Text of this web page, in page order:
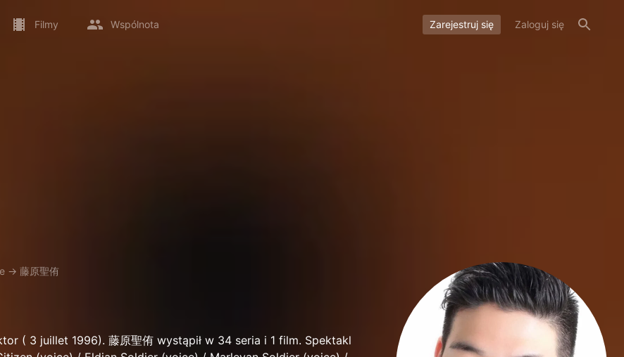
Filmy Wspólnota Zarejestruj się Zaloguj się
→ 藤原聖侑
( 3 juillet 1996). 藤原聖侑 wystąpił w 34 seria i 1 film. Spektakl